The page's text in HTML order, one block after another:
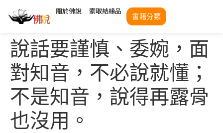
關於佛說 索取結緣品
書籍分類
說話要謹慎、委婉，面
對知音，不必說就懂；
不是知音，說得再露骨
也沒用。